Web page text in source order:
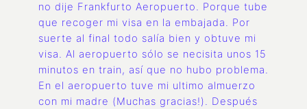
no dije Frankfurto Aeropuerto. Porque tube
que recoger mi visa en la embajada. Por
suerte al final todo salía bien y obtuve mi
visa. Al aeropuerto sólo se necisita unos 15
minutos en train, así que no hubo problema.
En el aeropuerto tuve mi ultimo almuerzo
con mi madre (Muchas gracias!). Después